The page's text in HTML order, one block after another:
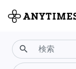
search